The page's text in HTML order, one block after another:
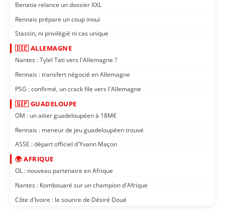
Benatia relance un dossier XXL
Rennais prépare un coup inouï
Stassin, ni privilégié ni cas unique
🇩🇪 ALLEMAGNE
Nantes : Tylel Tati vers l'Allemagne ?
Rennais : transfert négocié en Allemagne
PSG : confirmé, un crack file vers l'Allemagne
🇬🇵 GUADELOUPE
OM : un ailier guadeloupéen à 18M€
Rennais : meneur de jeu guadeloupéen trouvé
ASSE : départ officiel d'Yvann Maçon
🌍 AFRIQUE
OL : nouveau partenaire en Afrique
Nantes : Kombouaré sur un champion d'Afrique
Côte d'Ivoire : le sourire de Désiré Doué